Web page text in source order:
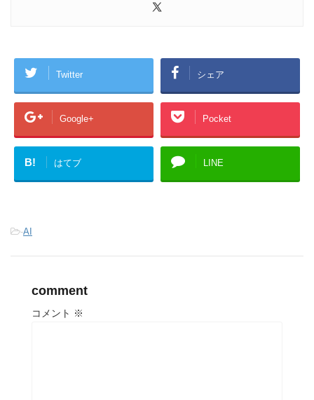
Twitter シェア
Google+ Pocket
B! はてブ LINE
-AI
comment
コメント ※